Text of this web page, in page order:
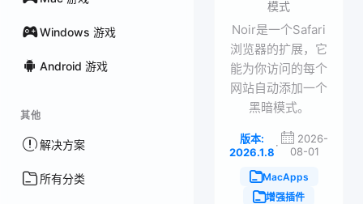
Windows 游戏
Android 游戏
其他
解决方案
所有分类
模式
Noir是一个Safari
浏览器的扩展，它
能为你访问的每个
网站自动添加一个
黑暗模式。
版本:
2026.1.8
·
2026-
08-01
MacApps
增强插件